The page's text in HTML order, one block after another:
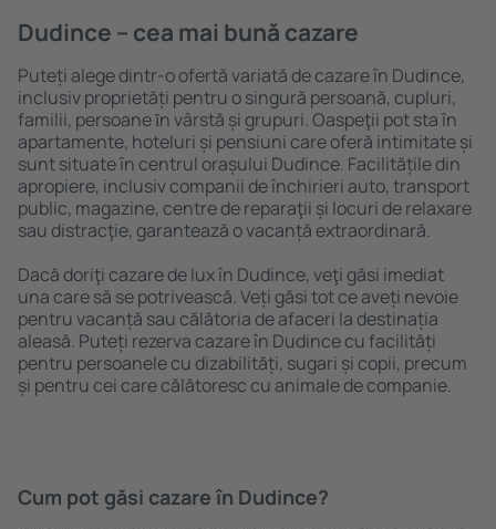
Dudince – cea mai bună cazare
Puteți alege dintr-o ofertă variată de cazare în Dudince,
inclusiv proprietăți pentru o singură persoană, cupluri,
familii, persoane ȋn vârstă și grupuri. Oaspeţii pot sta în
apartamente, hoteluri și pensiuni care oferă intimitate și
sunt situate în centrul orașului Dudince. Facilitățile din
apropiere, inclusiv companii de închirieri auto, transport
public, magazine, centre de reparaţii și locuri de relaxare
sau distracţie, garantează o vacanță extraordinară.
Dacă doriţi cazare de lux în Dudince, veţi găsi imediat
una care să se potrivească. Veți găsi tot ce aveți nevoie
pentru vacanță sau călătoria de afaceri la destinația
aleasă. Puteți rezerva cazare în Dudince cu facilități
pentru persoanele cu dizabilități, sugari și copii, precum
și pentru cei care călătoresc cu animale de companie.
Cum pot găsi cazare în Dudince?